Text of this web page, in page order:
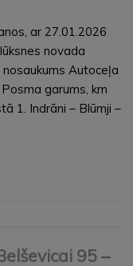
ar 27.01.2026
novada
Autoceļa
garums, km
1. Indrāni – Blūmji –
95 –